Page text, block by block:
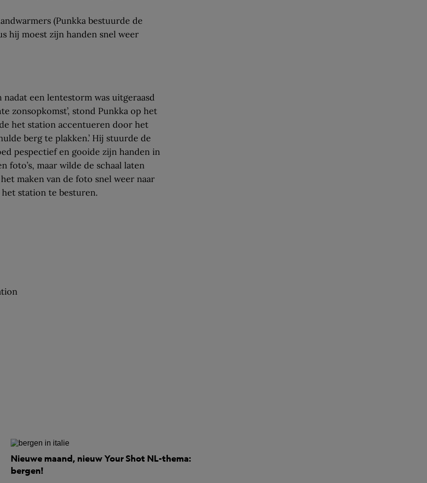
(Punkka bestuurde de
hij moest zijn handen snel weer
nadat een lentestorm was uitgeraasd
zonsopkomst’, stond Punkka op het
het station accentueren door het
berg te plakken.’ Hij stuurde de
pespectief en gooide zijn handen in
foto’s, maar wilde de schaal laten
maken van de foto snel weer naar
station te besturen.
Nieuwe maand, nieuw Your Shot NL-thema:
bergen!